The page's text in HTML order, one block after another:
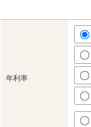
年利率